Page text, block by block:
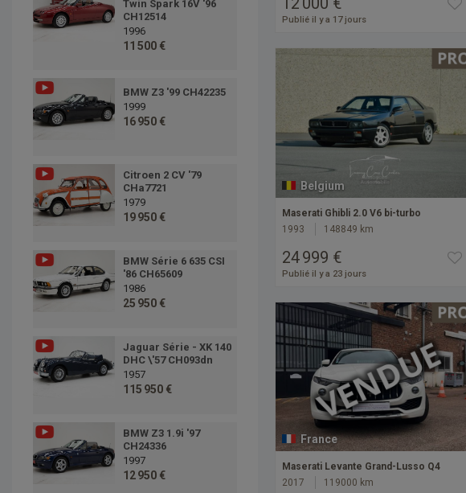
Twin Spark 16V '96
CH12514
1996
11 500 €
BMW Z3 '99 CH42235
1999
16 950 €
Citroen 2 CV '79
CHa7721
1979
19 950 €
BMW Série 6 635 CSI
'86 CH65609
1986
25 950 €
Jaguar Série - XK 140
DHC \'57 CH093dn
1957
115 950 €
BMW Z3 1.9i '97
CH24336
1997
12 950 €
Publié il y a 17 jours
Belgium
Maserati Ghibli 2.0 V6 bi-turbo
1993
148849 km
24 999 €
Publié il y a 23 jours
France
Maserati Levante Grand-Lusso Q4
2017
119000 km